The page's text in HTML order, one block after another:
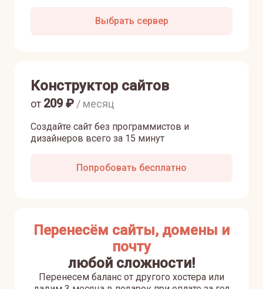
Выбрать сервер
Конструктор сайтов
Создайте сайт без программистов и
дизайнеров всего за 15 минут
от 209₽ / месяц
Попробовать бесплатно
Перенесём сайты, домены и
почту
любой сложности!
Перенесем баланс от другого хостера или